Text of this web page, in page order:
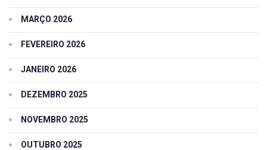
MARÇO 2026
FEVEREIRO 2026
JANEIRO 2026
DEZEMBRO 2025
NOVEMBRO 2025
OUTUBRO 2025